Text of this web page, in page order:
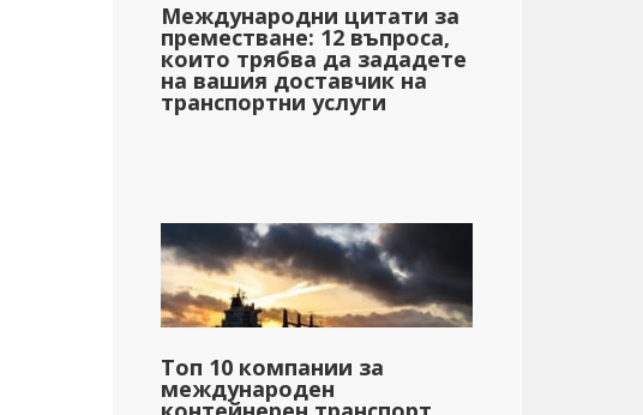
Международни цитати за
преместване: 12 въпроса,
които трябва да зададете
на вашия доставчик на
транспортни услуги
Топ 10 компании за
международен